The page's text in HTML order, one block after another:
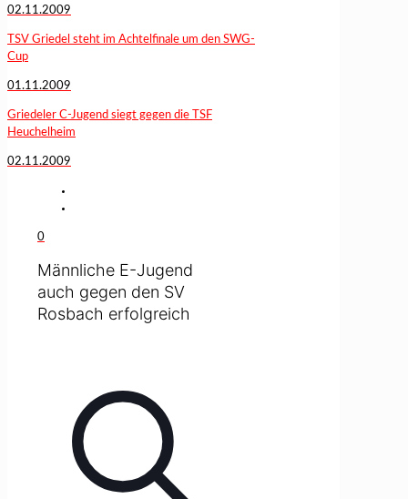
02.11.2009
TSV Griedel steht im Achtelfinale um den SWG-
Cup
01.11.2009
Griedeler C-Jugend siegt gegen die TSF
Heuchelheim
02.11.2009
0
Männliche E-Jugend
auch gegen den SV
Rosbach erfolgreich